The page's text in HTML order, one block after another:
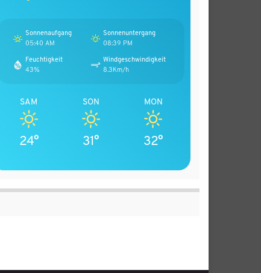
Sonnenaufgang
05:40 AM
Sonnenuntergang
08:39 PM
Feuchtigkeit
43%
Windgeschwindigkeit
8.3Km/h
SAM
24°
SON
31°
MON
32°